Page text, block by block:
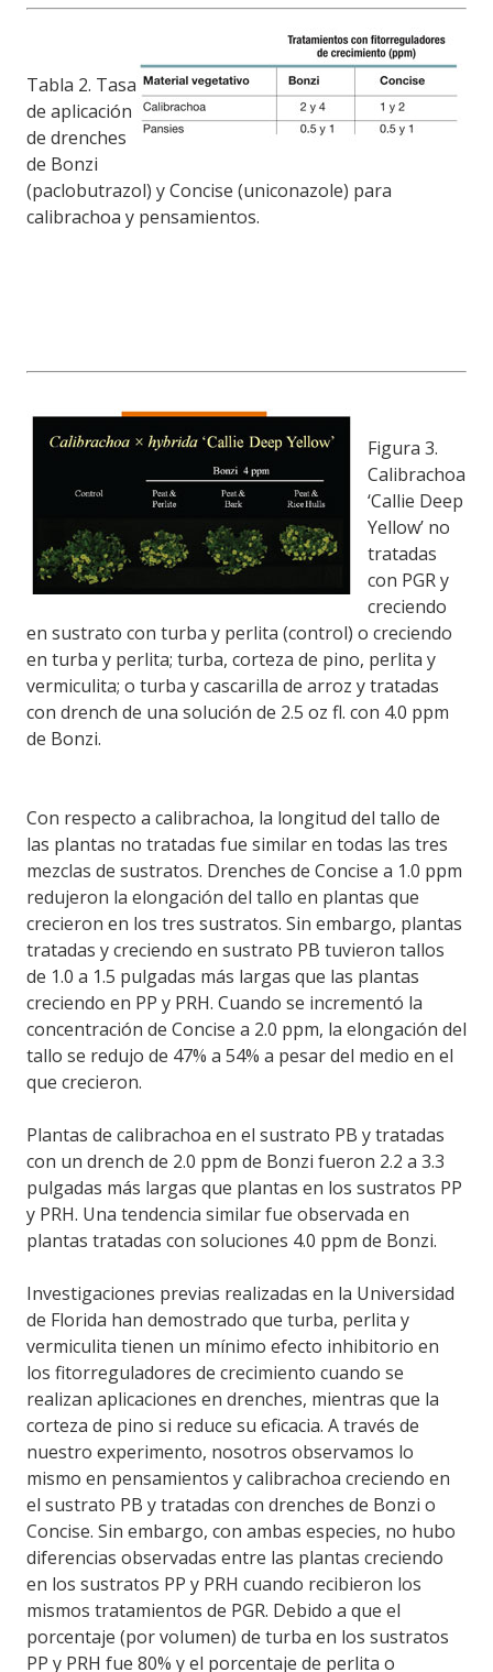
Tabla 2. Tasa
de aplicación
de drenches
de Bonzi
(paclobutrazol) y Concise (uniconazole) para
calibrachoa y pensamientos.
Figura 3.
Calibrachoa
‘Callie Deep
Yellow’ no
tratadas
con PGR y
creciendo
en sustrato con turba y perlita (control) o creciendo
en turba y perlita; turba, corteza de pino, perlita y
vermiculita; o turba y cascarilla de arroz y tratadas
con drench de una solución de 2.5 oz fl. con 4.0 ppm
de Bonzi.
Con respecto a calibrachoa, la longitud del tallo de
las plantas no tratadas fue similar en todas las tres
mezclas de sustratos. Drenches de Concise a 1.0 ppm
redujeron la elongación del tallo en plantas que
crecieron en los tres sustratos. Sin embargo, plantas
tratadas y creciendo en sustrato PB tuvieron tallos
de 1.0 a 1.5 pulgadas más largas que las plantas
creciendo en PP y PRH. Cuando se incrementó la
concentración de Concise a 2.0 ppm, la elongación del
tallo se redujo de 47% a 54% a pesar del medio en el
que crecieron.
Plantas de calibrachoa en el sustrato PB y tratadas
con un drench de 2.0 ppm de Bonzi fueron 2.2 a 3.3
pulgadas más largas que plantas en los sustratos PP
y PRH. Una tendencia similar fue observada en
plantas tratadas con soluciones 4.0 ppm de Bonzi.
Investigaciones previas realizadas en la Universidad
de Florida han demostrado que turba, perlita y
vermiculita tienen un mínimo efecto inhibitorio en
los fitorreguladores de crecimiento cuando se
realizan aplicaciones en drenches, mientras que la
corteza de pino si reduce su eficacia. A través de
nuestro experimento, nosotros observamos lo
mismo en pensamientos y calibrachoa creciendo en
el sustrato PB y tratadas con drenches de Bonzi o
Concise. Sin embargo, con ambas especies, no hubo
diferencias observadas entre las plantas creciendo
en los sustratos PP y PRH cuando recibieron los
mismos tratamientos de PGR. Debido a que el
porcentaje (por volumen) de turba en los sustratos
PP y PRH fue 80% y el porcentaje de perlita o